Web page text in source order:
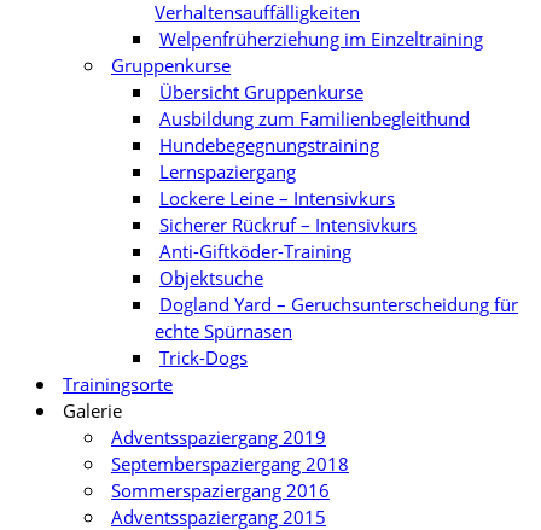
Verhaltensauffälligkeiten
Welpenfrüherziehung im Einzeltraining
Gruppenkurse
Übersicht Gruppenkurse
Ausbildung zum Familienbegleithund
Hundebegegnungstraining
Lernspaziergang
Lockere Leine – Intensivkurs
Sicherer Rückruf – Intensivkurs
Anti-Giftköder-Training
Objektsuche
Dogland Yard – Geruchsunterscheidung für
echte Spürnasen
Trick-Dogs
Trainingsorte
Galerie
Adventsspaziergang 2019
Septemberspaziergang 2018
Sommerspaziergang 2016
Adventsspaziergang 2015